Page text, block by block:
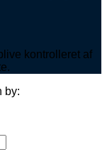
kontrolleret af
by: